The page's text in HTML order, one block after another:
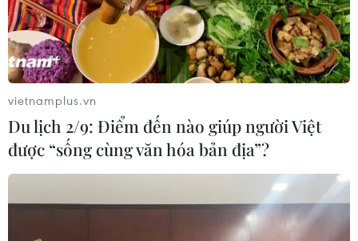
vietnamplus.vn
Du lịch 2/9: Điểm đến nào giúp người Việt
được “sống cùng văn hóa bản địa”?